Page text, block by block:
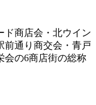
ド商店会・北ウイン
前通り商交会・青戸
会の6商店街の総称